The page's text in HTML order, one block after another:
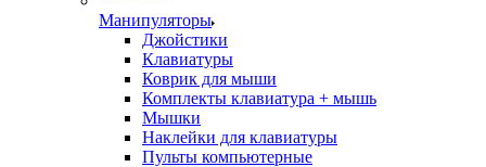
Манипуляторы
Джойстики
Клавиатуры
Коврик для мыши
Комплекты клавиатура + мышь
Мышки
Наклейки для клавиатуры
Пульты компьютерные